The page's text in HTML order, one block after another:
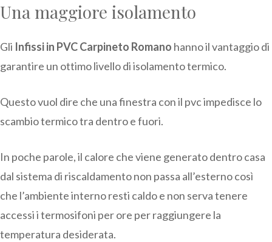
Una maggiore isolamento
Gli Infissi in PVC Carpineto Romano hanno il vantaggio di
garantire un ottimo livello di isolamento termico.
Questo vuol dire che una finestra con il pvc impedisce lo
scambio termico tra dentro e fuori.
In poche parole, il calore che viene generato dentro casa
dal sistema di riscaldamento non passa all’esterno così
che l’ambiente interno resti caldo e non serva tenere
accessi i termosifoni per ore per raggiungere la
temperatura desiderata.